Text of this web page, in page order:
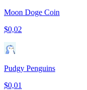
Moon Doge Coin
$0,02
Pudgy Penguins
$0,01